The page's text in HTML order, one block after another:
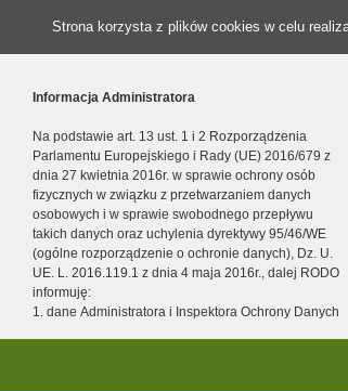
Strona korzysta z plików cookies w celu
Informacja Administratora
Na podstawie art. 13 ust. 1 i 2 Rozporządzenia
Parlamentu Europejskiego i Rady (UE) 2016/679 z
dnia 27 kwietnia 2016r. w sprawie ochrony osób
fizycznych w związku z przetwarzaniem danych
osobowych i w sprawie swobodnego przepływu
takich danych oraz uchylenia dyrektywy 95/46/WE
(ogólne rozporządzenie o ochronie danych), Dz. U.
UE. L. 2016.119.1 z dnia 4 maja 2016r., dalej RODO
informuję:
1. dane Administratora i Inspektora Ochrony Danych